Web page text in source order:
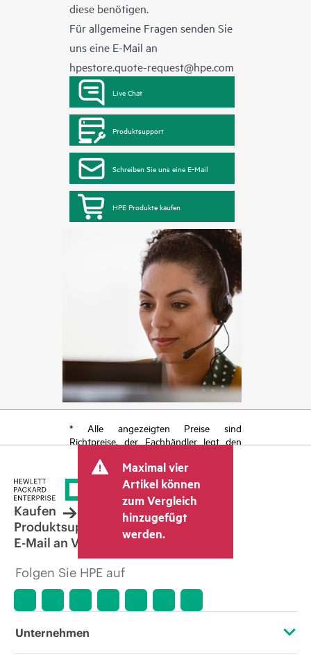
diese benötigen.
Für allgemeine Fragen senden Sie
uns eine E-Mail an
hpestore.quote-request@hpe.com
Live Chat
Produktsupport
Schreiben Sie uns eine E-Mail
HPE Produkte kaufen
* Alle angezeigten Preise sind
Richtpreise, der Fachhändler legt den
kann weitere Gebühren wie
Mehrwertsteuer und Versandkosten
berücksichtigen. Der vom Fachhändler
festgelegte Transaktionspreis kann von
dem anderer Fachhändler und dem
angezeigten Richtpreis abweichen. Die
Richtpreise können zeitlich begrenzte
Sonderangebote enthalten. HPE behält
sich das Recht vor, jederzeit
Preisanpassungen vorzunehmen, u. a.
Marktbedingungen, der Einstellung von
Produktverfügbarkeit, dem Ende der
Lebensdauer von Werbeaktionen und
Maximal vier
Artikel können
zum Vergleich
hinzugefügt
werden.
Kaufen
Produktsupport
E-Mail an Vertrieb
Folgen Sie HPE auf
Unternehmen